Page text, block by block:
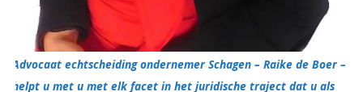
Advocaat echtscheiding ondernemer Schagen – Raike de Boer –
helpt u met u met elk facet in het juridische traject dat u als